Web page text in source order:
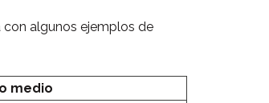
con algunos ejemplos de
medio